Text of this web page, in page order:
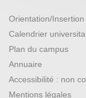
Orientation/Insertion
Calendrier
Plan du campus
Annuaire
Accessibilité : non
Mentions légales